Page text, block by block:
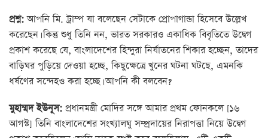
প্রশ্ন:আপনি মি. ট্রাম্প যা বলেছেন সেটাকে প্রোপাগান্ডা হিসেবে উল্লেখ
করেছেন। কিন্তু শুধু তিনি নন, ভারত সরকারও একাধিক বিবৃতিতে উদ্বেগ
প্রকাশ করেছে যে, বাংলাদেশের হিন্দুরা নির্যাতনের শিকার হচ্ছেন, তাদের
বাড়িঘর পুড়িয়ে দেওয়া হচ্ছে, কিছুক্ষেত্রে খুনের ঘটনা ঘটছে, এমনকি
ধর্ষণের সন্দেহও করা হচ্ছে। আপনি কী বলবেন?
মুহাম্মদ ইউনূস: প্রধানমন্ত্রী মোদির সঙ্গে আমার প্রথম ফোনকলে [১৬
আগস্ট] তিনি বাংলাদেশের সংখ্যালঘু সম্প্রদায়ের নিরাপত্তা নিয়ে উদ্বেগ